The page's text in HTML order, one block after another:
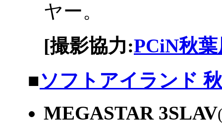
ヤー。
[撮影協力:PCiN秋葉
■ソフトアイランド
MEGASTAR 3SLAV